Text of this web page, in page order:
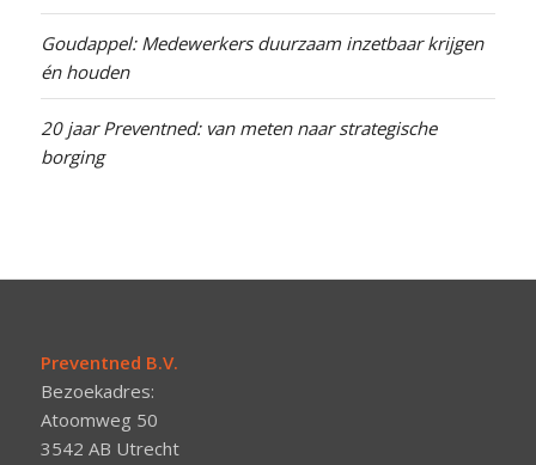
Goudappel: Medewerkers duurzaam inzetbaar krijgen
én houden
20 jaar Preventned: van meten naar strategische
borging
Preventned B.V.
Bezoekadres:
Atoomweg 50
3542 AB Utrecht